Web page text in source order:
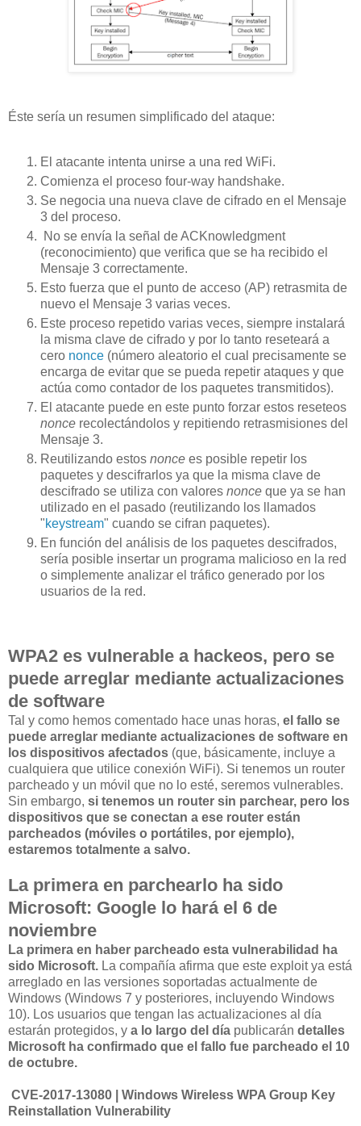
Éste sería un resumen simplificado del ataque:
El atacante intenta unirse a una red WiFi.
Comienza el proceso four-way handshake.
Se negocia una nueva clave de cifrado en el Mensaje
3 del proceso.
No se envía la señal de ACKnowledgment
(reconocimiento) que verifica que se ha recibido el
Mensaje 3 correctamente.
Esto fuerza que el punto de acceso (AP) retrasmita de
nuevo el Mensaje 3 varias veces.
Este proceso repetido varias veces, siempre instalará
la misma clave de cifrado y por lo tanto reseteará a
cero nonce (número aleatorio el cual precisamente se
encarga de evitar que se pueda repetir ataques y que
actúa como contador de los paquetes transmitidos).
El atacante puede en este punto forzar estos reseteos
nonce recolectándolos y repitiendo retrasmisiones del
Mensaje 3.
Reutilizando estos nonce es posible repetir los
paquetes y descifrarlos ya que la misma clave de
descifrado se utiliza con valores nonce que ya se han
utilizado en el pasado (reutilizando los llamados
"keystream" cuando se cifran paquetes).
En función del análisis de los paquetes descifrados,
sería posible insertar un programa malicioso en la red
o simplemente analizar el tráfico generado por los
usuarios de la red.
WPA2 es vulnerable a hackeos, pero se
puede arreglar mediante actualizaciones
de software
Tal y como hemos comentado hace unas horas, el fallo se
puede arreglar mediante actualizaciones de software en
los dispositivos afectados (que, básicamente, incluye a
cualquiera que utilice conexión WiFi). Si tenemos un router
parcheado y un móvil que no lo esté, seremos vulnerables.
Sin embargo, si tenemos un router sin parchear, pero los
dispositivos que se conectan a ese router están
parcheados (móviles o portátiles, por ejemplo),
estaremos totalmente a salvo.
La primera en parchearlo ha sido
Microsoft: Google lo hará el 6 de
noviembre
La primera en haber parcheado esta vulnerabilidad ha
sido Microsoft. La compañía afirma que este exploit ya está
arreglado en las versiones soportadas actualmente de
Windows (Windows 7 y posteriores, incluyendo Windows
10). Los usuarios que tengan las actualizaciones al día
estarán protegidos, y a lo largo del día publicarán detalles
Microsoft ha confirmado que el fallo fue parcheado el 10
de octubre.
CVE-2017-13080 | Windows Wireless WPA Group Key
Reinstallation Vulnerability